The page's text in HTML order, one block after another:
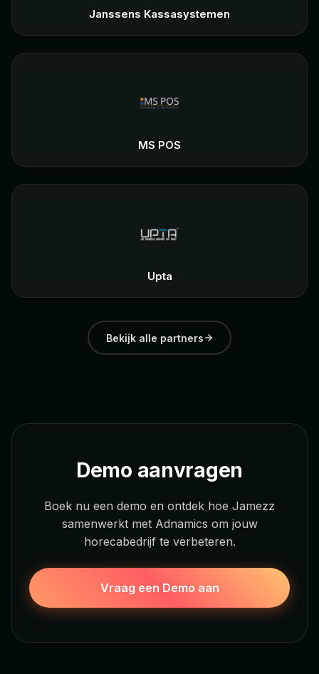
Janssens Kassasystemen
MS POS
Upta
Bekijk alle partners
Demo aanvragen
Boek nu een demo en ontdek hoe Jamezz
samenwerkt met Adnamics om jouw
horecabedrijf te verbeteren.
Vraag een Demo aan